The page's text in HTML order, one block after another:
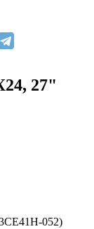
27"
052)